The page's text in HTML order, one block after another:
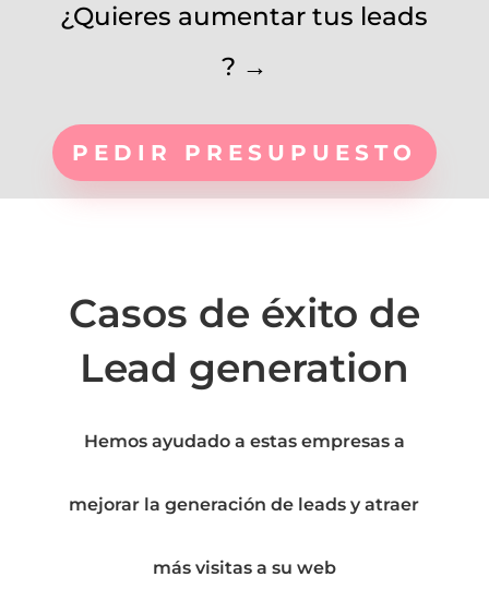
¿Quieres aumentar tus leads
? →
PEDIR PRESUPUESTO
Casos de éxito de
Lead generation
Hemos ayudado a estas empresas a
mejorar la generación de leads y atraer
más visitas a su web